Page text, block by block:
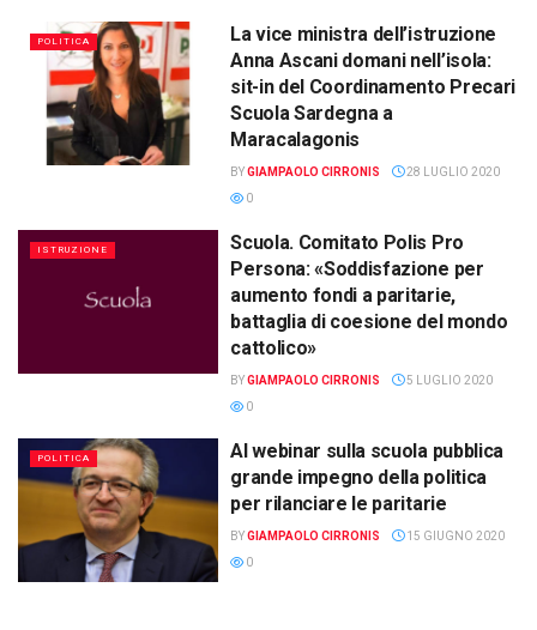
POLITICA
La vice ministra dell’istruzione
Anna Ascani domani nell’isola:
sit-in del Coordinamento Precari
Scuola Sardegna a
Maracalagonis
BYGIAMPAOLO CIRRONIS
28 LUGLIO 2020
0
ISTRUZIONE
Scuola. Comitato Polis Pro
Persona: «Soddisfazione per
aumento fondi a paritarie,
battaglia di coesione del mondo
cattolico»
BYGIAMPAOLO CIRRONIS
5 LUGLIO 2020
0
POLITICA
Al webinar sulla scuola pubblica
grande impegno della politica
per rilanciare le paritarie
BYGIAMPAOLO CIRRONIS
15 GIUGNO 2020
0